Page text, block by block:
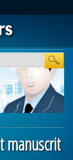
manuscrit